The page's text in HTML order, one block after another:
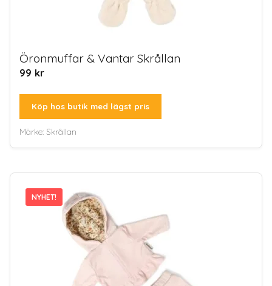
Öronmuffar & Vantar Skrållan
99 kr
Köp hos butik med lägst pris
Märke: Skrållan
NYHET!
NYHET!